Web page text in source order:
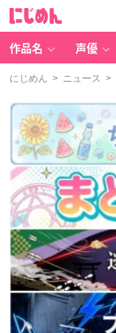
作品名 声優
にじめん > ニュース >